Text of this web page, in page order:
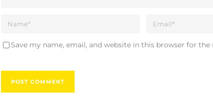
Save my name, email, and website in this browser for